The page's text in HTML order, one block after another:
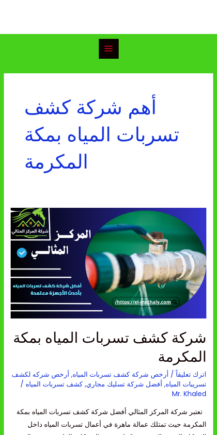
أهم شركة كشف
تسربات المياه بمكة
المكرمة
شركة كشف تسربات المياه بمكة
المكرمة
اترك تعليقاً / أرخص شركة كشف تسربات المياه, أرخص شركه لكشف
تسريبات المياه, أفضل شركة تسليك مجاري, كشف تسربات المياه /
Mr. Khaled
تعتبر شركة المركز المثالي أفضل شركة كشف تسربات المياه بمكة
المكرمة حيث تمتلك عمالة ماهرة في أعمال تسربات المياه داخل
كشف
تسربات
المياه
بمكة
المكرمة